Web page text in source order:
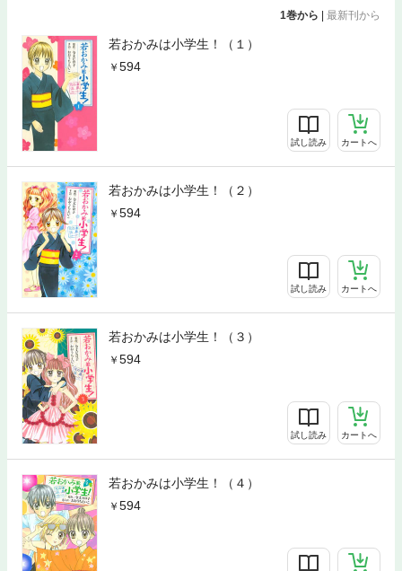
1巻から | 最新刊から
若おかみは小学生！（１）
594
試し読み カートへ
若おかみは小学生！（２）
594
試し読み カートへ
若おかみは小学生！（３）
594
試し読み カートへ
若おかみは小学生！（４）
594